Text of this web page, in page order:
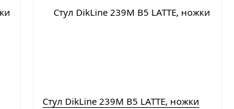
Стул DikLine 239М B5 LATTE, ножки